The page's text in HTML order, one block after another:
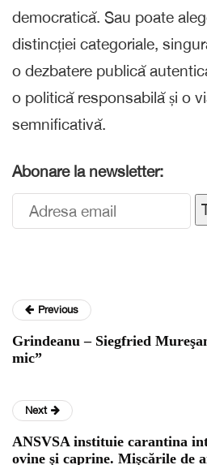
democratică. Sau poate
distincției categoriale,
o dezbatere publică
o politică responsabilă și o
semnificativă.
Abonare la newsletter:
Previous
Grindeanu – Siegfried
mic”
Next
ANSVSA instituie carantina
ovine şi caprine. Mişcările de